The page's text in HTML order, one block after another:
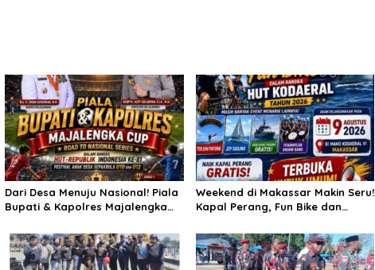
Dari Desa Menuju Nasional! Piala
Bupati & Kapolres Majalengka
Weekend di Makassar Makin Seru!
Kapal Perang, Fun Bike dan